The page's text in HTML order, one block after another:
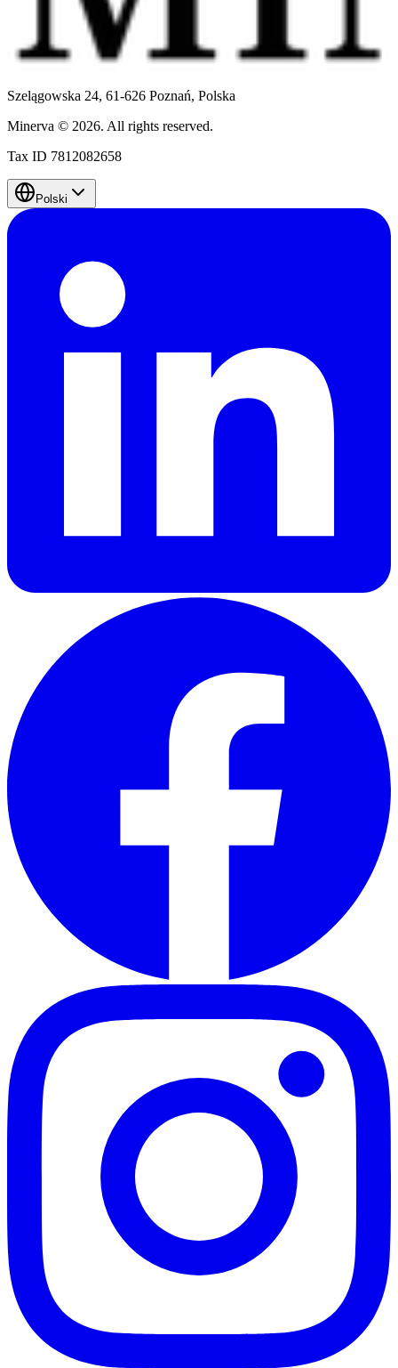
Szelągowska 24, 61-626 Poznań, Polska
Minerva © 2026. All rights reserved.
Tax ID 7812082658
Polski